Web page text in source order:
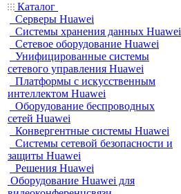
Каталог
Серверы Huawei
Системы хранения данных Huawei
Сетевое оборудование Huawei
Унифицированные системы
сетевого управления Huawei
Платформы с искусственным
интеллектом Huawei
Оборудование беспроводных
сетей Huawei
Конвергентные системы Huawei
Системы сетевой безопасности и
защиты Huawei
Решения Huawei
Оборудование Huawei для